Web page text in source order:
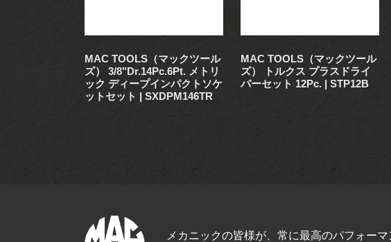
MAC TOOLS（マックツール
ズ） 3/8"Dr.14Pc.6Pt. メトリ
ック ディープインパクトソケ
ットセット | SXDPM146TR
MAC TOOLS（マックツール
ズ） トルクス プラスドライ
バーセット 12Pc. | STP12B
メカニックの皆様が、常に最高のパフォー